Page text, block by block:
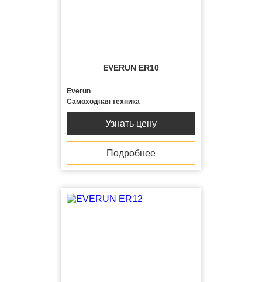
EVERUN ER10
Everun
Самоходная техника
Узнать цену
Подробнее